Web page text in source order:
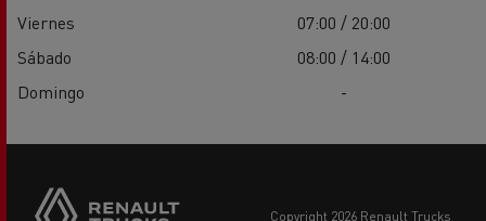
Viernes
07:00 / 20:00
Sábado
08:00 / 14:00
Domingo
-
copyright 2026 Renault Trucks